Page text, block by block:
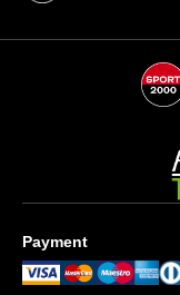
Payment